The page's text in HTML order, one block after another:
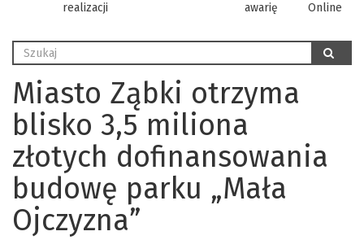
realizacji
awarię
Online
Wyszukaj szukaj
Miasto Ząbki otrzyma
blisko 3,5 miliona
złotych dofinansowania
budowę parku „Mała
Ojczyzna”